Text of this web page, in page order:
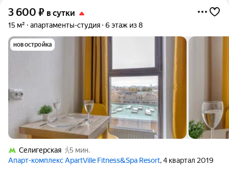
3 600 ₽ в сутки
15 м² апартаменты-студия 6 этаж из 8
новостройка
Селигерская
5 мин.
Апарт-комплекс ApartVille Fitness&Spa Resort, 4 квартал 2019